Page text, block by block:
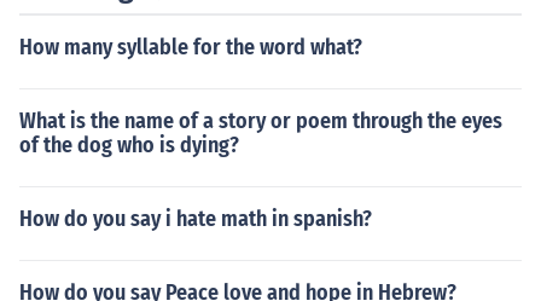
How many syllable for the word what?
What is the name of a story or poem through the eyes
of the dog who is dying?
How do you say i hate math in spanish?
How do you say Peace love and hope in Hebrew?